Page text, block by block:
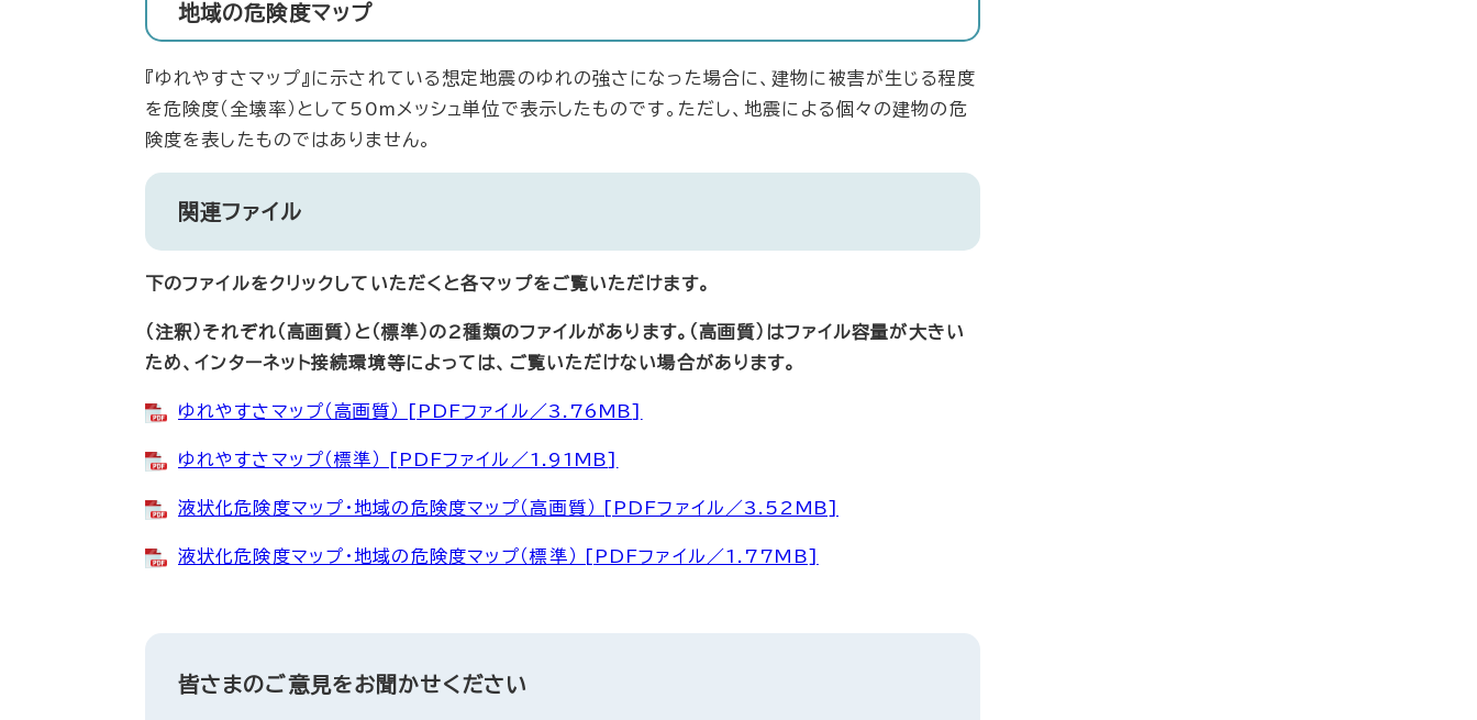
地域の危険度マップ
『ゆれやすさマップ』に示されている想定地震のゆれの強さになった場合に、建物に被害が生じる程度
を危険度（全壊率）として50mメッシュ単位で表示したものです。ただし、地震による個々の建物の危
険度を表したものではありません。
関連ファイル
下のファイルをクリックしていただくと各マップをご覧いただけます。
（注釈）それぞれ（高画質）と（標準）の2種類のファイルがあります。（高画質）はファイル容量が大きい
ため、インターネット接続環境等によっては、ご覧いただけない場合があります。
ゆれやすさマップ（高画質） [PDFファイル／3.76MB]
ゆれやすさマップ（標準） [PDFファイル／1.91MB]
液状化危険度マップ・地域の危険度マップ（高画質） [PDFファイル／3.52MB]
液状化危険度マップ・地域の危険度マップ（標準） [PDFファイル／1.77MB]
皆さまのご意見をお聞かせください